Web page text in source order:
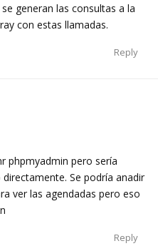
generan las consultas a la
con estas llamadas.
Reply
phpmyadmin pero sería
Se podría anadir
ver las agendadas pero eso
Reply